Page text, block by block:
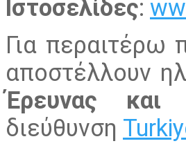
Ιστοσελίδες:
Για περαιτέρω
αποστέλλουν
Έρευνας και
διεύθυνση